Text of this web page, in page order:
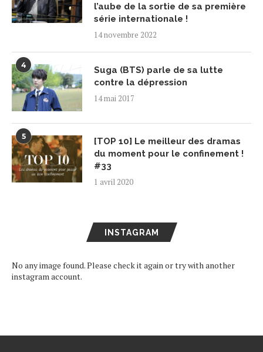
l’aube de la sortie de sa première
série internationale !
14 novembre 2022
4
Suga (BTS) parle de sa lutte
contre la dépression
14 mai 2017
5
[TOP 10] Le meilleur des dramas
du moment pour le confinement !
#33
1 avril 2020
INSTAGRAM
No any image found. Please check it again or try with another
instagram account.